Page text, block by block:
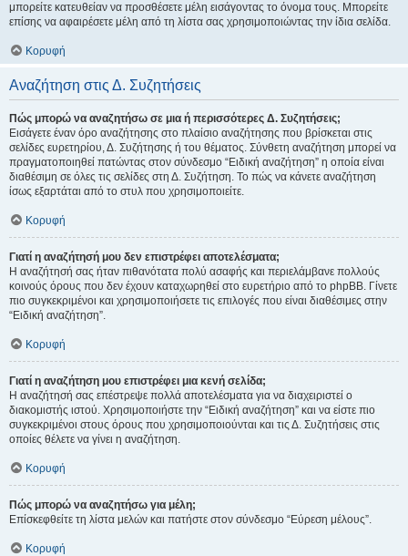
μπορείτε κατευθείαν να προσθέσετε μέλη εισάγοντας το όνομα τους. Μπορείτε
επίσης να αφαιρέσετε μέλη από τη λίστα σας χρησιμοποιώντας την ίδια σελίδα.
Κορυφή
Αναζήτηση στις Δ. Συζητήσεις
Πώς μπορώ να αναζητήσω σε μια ή περισσότερες Δ. Συζητήσεις;
Εισάγετε έναν όρο αναζήτησης στο πλαίσιο αναζήτησης που βρίσκεται στις
σελίδες ευρετηρίου, Δ. Συζήτησης ή του θέματος. Σύνθετη αναζήτηση μπορεί να
πραγματοποιηθεί πατώντας στον σύνδεσμο “Ειδική αναζήτηση” η οποία είναι
διαθέσιμη σε όλες τις σελίδες στη Δ. Συζήτηση. Το πώς να κάνετε αναζήτηση
ίσως εξαρτάται από το στυλ που χρησιμοποιείτε.
Κορυφή
Γιατί η αναζήτησή μου δεν επιστρέφει αποτελέσματα;
Η αναζήτησή σας ήταν πιθανότατα πολύ ασαφής και περιελάμβανε πολλούς
κοινούς όρους που δεν έχουν καταχωρηθεί στο ευρετήριο από το phpBB. Γίνετε
πιο συγκεκριμένοι και χρησιμοποιήσετε τις επιλογές που είναι διαθέσιμες στην
“Ειδική αναζήτηση”.
Κορυφή
Γιατί η αναζήτηση μου επιστρέφει μια κενή σελίδα;
Η αναζήτησή σας επέστρεψε πολλά αποτελέσματα για να διαχειριστεί ο
διακομιστής ιστού. Χρησιμοποιήστε την “Ειδική αναζήτηση” και να είστε πιο
συγκεκριμένοι στους όρους που χρησιμοποιούνται και τις Δ. Συζητήσεις στις
οποίες θέλετε να γίνει η αναζήτηση.
Κορυφή
Πώς μπορώ να αναζητήσω για μέλη;
Επίσκεφθείτε τη λίστα μελών και πατήστε στον σύνδεσμο “Εύρεση μέλους”.
Κορυφή